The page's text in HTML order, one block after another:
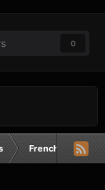
0
French